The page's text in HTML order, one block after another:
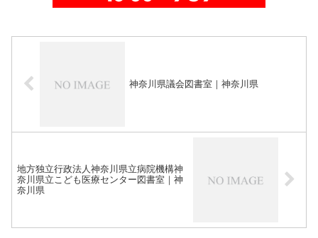
神奈川県議会図書室｜神奈川県
地方独立行政法人神奈川県立病院機構神
奈川県立こども医療センター図書室｜神
奈川県